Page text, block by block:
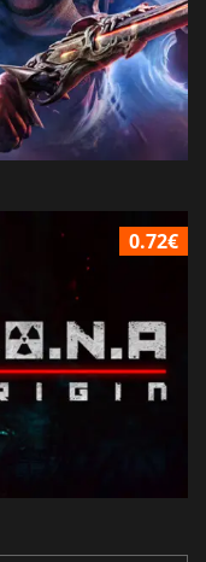
0.72€